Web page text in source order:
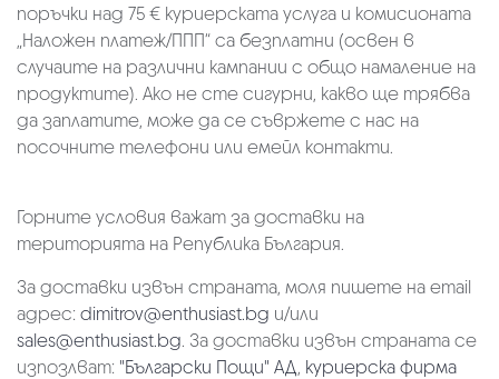
поръчки над 75 € куриерската услуга и комисионата
„Наложен платеж/ППП“ са безплатни (освен в
случаите на различни кампании с общо намаление на
продуктите). Ако не сте сигурни, какво ще трябва
да заплатите, може да се съвржете с нас на
посочните телефони или емейл контакти.
Горните условия важат за доставки на
територията на Република България.
За доставки извън страната, моля пишете на email
адрес: dimitrov@enthusiast.bg и/или
sales@enthusiast.bg. За доставки извън страната се
изпозлват: "Български Пощи" АД, куриерска фирма